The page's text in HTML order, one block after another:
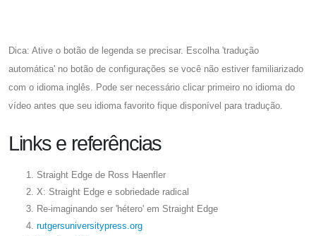
Dica: Ative o botão de legenda se precisar. Escolha 'tradução
automática' no botão de configurações se você não estiver familiarizado
com o idioma inglês. Pode ser necessário clicar primeiro no idioma do
vídeo antes que seu idioma favorito fique disponível para tradução.
Links e referências
Straight Edge de Ross Haenfler
X: Straight Edge e sobriedade radical
Re-imaginando ser 'hétero' em Straight Edge
rutgersuniversitypress.org